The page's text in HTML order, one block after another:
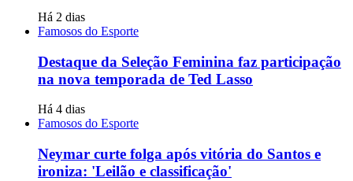
Há 2 dias
Famosos do Esporte
Destaque da Seleção Feminina faz participação
na nova temporada de Ted Lasso
Há 4 dias
Famosos do Esporte
Neymar curte folga após vitória do Santos e
ironiza: 'Leilão e classificação'